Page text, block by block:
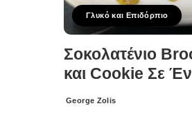
Γλυκό και Επιδόρπιο
Σοκολατένιο
και Cookie Σε
Posted
George Zolis